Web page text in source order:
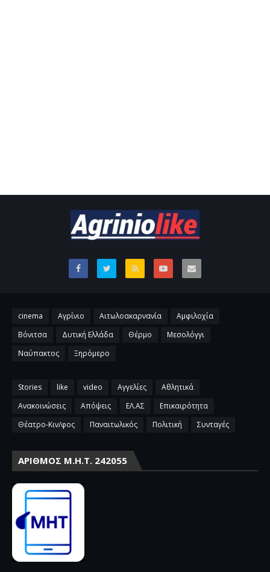
cinema Αγρίνιο Αιτωλοακαρνανία
Αμφιλοχία
Βόνιτσα
Δυτική Ελλάδα Θέρμο
Μεσολόγγι
Ναύπακτος
Ξηρόμερο
Stories like video Αγγελίες
Αθλητικά
Ανακοινώσεις
Απόψεις ΕΛ.ΑΣ
Επικαιρότητα
Θέατρο-Κιν/φος
Παναιτωλικός Πολιτική Συνταγές
ΑΡΙΘΜΌΣ Μ.Η.Τ. 242055